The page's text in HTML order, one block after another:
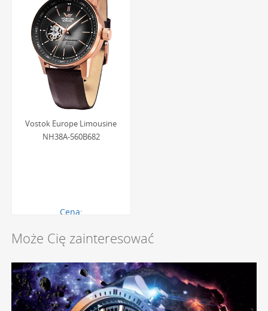
Vostok Europe Limousine
NH38A-560B682
Cena:
Może Cię zainteresować